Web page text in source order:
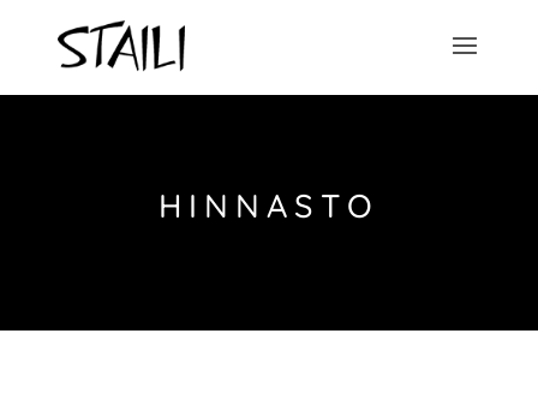
HINNASTO